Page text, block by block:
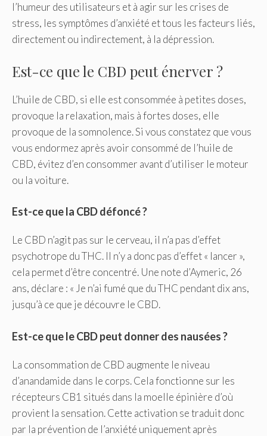
l’humeur des utilisateurs et à agir sur les crises de
stress, les symptômes d’anxiété et tous les facteurs liés,
directement ou indirectement, à la dépression.
Est-ce que le CBD peut énerver ?
L’huile de CBD, si elle est consommée à petites doses,
provoque la relaxation, mais à fortes doses, elle
provoque de la somnolence. Si vous constatez que vous
vous endormez après avoir consommé de l’huile de
CBD, évitez d’en consommer avant d’utiliser le moteur
ou la voiture.
Est-ce que la CBD défoncé ?
Le CBD n’agit pas sur le cerveau, il n’a pas d’effet
psychotrope du THC. Il n’y a donc pas d’effet « lancer »,
cela permet d’être concentré. Une note d’Aymeric, 26
ans, déclare : « Je n’ai fumé que du THC pendant dix ans,
jusqu’à ce que je découvre le CBD.
Est-ce que le CBD peut donner des nausées ?
La consommation de CBD augmente le niveau
d’anandamide dans le corps. Cela fonctionne sur les
récepteurs CB1 situés dans la moelle épinière d’où
provient la sensation. Cette activation se traduit donc
par la prévention de l’anxiété uniquement après